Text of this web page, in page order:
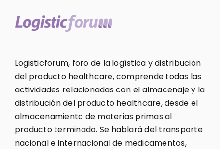
Logisticforum, foro de la logística y distribución
del producto healthcare, comprende todas las
actividades relacionadas con el almacenaje y la
distribución del producto healthcare, desde el
almacenamiento de materias primas al
producto terminado. Se hablará del transporte
nacional e internacional de medicamentos,